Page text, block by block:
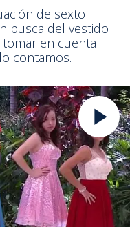
de sexto
busca del vestido
en cuenta
contamos.